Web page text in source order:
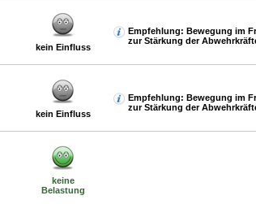
kein Einfluss
Empfehlung: Bewegung im
zur Stärkung der
kein Einfluss
Empfehlung: Bewegung im
zur Stärkung der
keine
Belastung